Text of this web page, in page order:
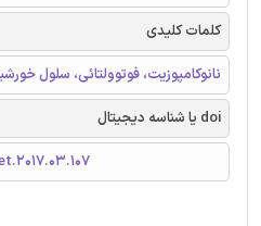
کلمات کلیدی
نانوکامپوزیت، فوتوولتائی، سلول
doi یا شناسه دیجیتال